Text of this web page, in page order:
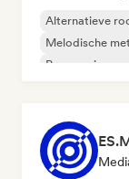
Alternatieve
Melodische
Progressieve